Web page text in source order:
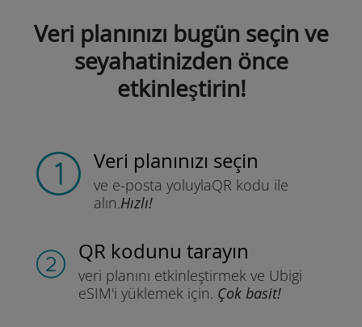
Veri planınızı bugün seçin ve
seyahatinizden önce
etkinleştirin!
Veri planınızı seçin
ve e-posta yoluylaQR kodu ile
alın.Hızlı!
QR kodunu tarayın
veri planını etkinleştirmek ve Ubigi
eSIM'i yüklemek için. Çok basit!